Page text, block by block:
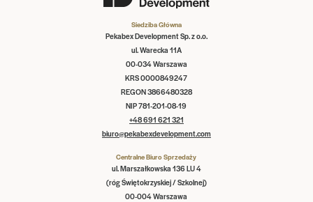
Siedziba Główna
Pekabex Development Sp. z o.o.
ul. Warecka 11A
00-034 Warszawa
KRS 0000849247
REGON 3866480328
NIP 781-201-08-19
+48 691 621 321
biuro@pekabexdevelopment.com
Centralne Biuro Sprzedaży
ul. Marszałkowska 136 LU 4
(róg Świętokrzyskiej / Szkolnej)
00-004 Warszawa